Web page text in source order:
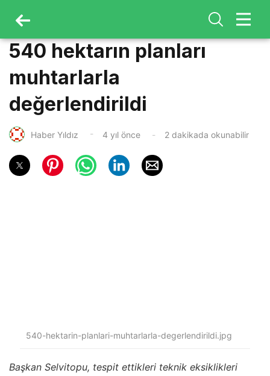
540 hektarın planları
muhtarlarla
değerlendirildi
Haber Yıldız 4 yıl önce 2 dakikada okunabilir
540-hektarin-planlari-muhtarlarla-degerlendirildi.jpg
Başkan Selvitopu, tespit ettikleri teknik eksiklikleri